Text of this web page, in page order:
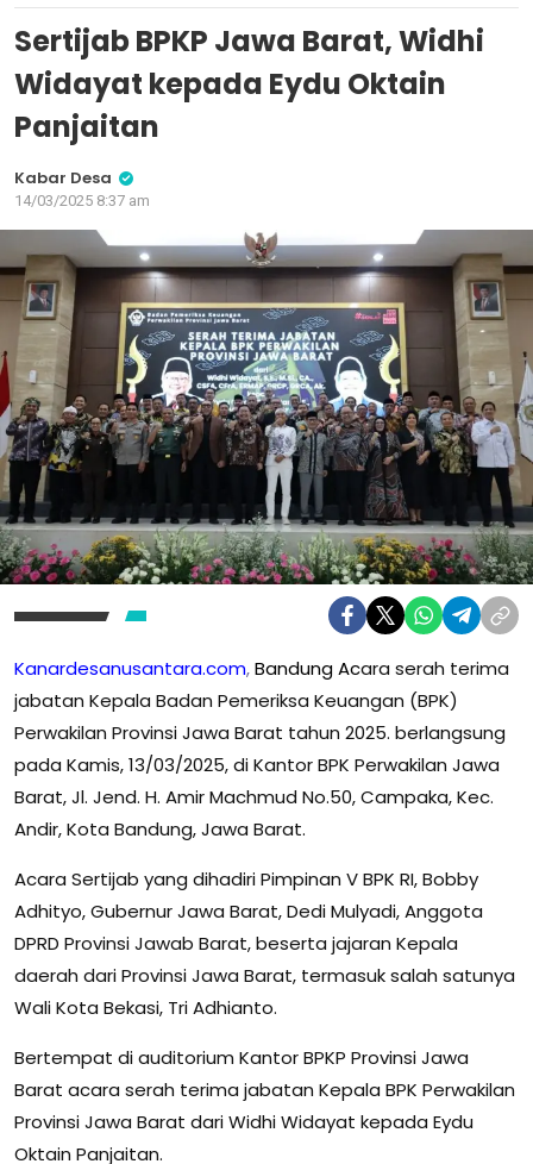
Sertijab BPKP Jawa Barat, Widhi
Widayat kepada Eydu Oktain
Panjaitan
Kabar Desa
14/03/2025 8:37 am
Kanardesanusantara.com,Bandung Acara serah terima
jabatan Kepala Badan Pemeriksa Keuangan (BPK)
Perwakilan Provinsi Jawa Barat tahun 2025. berlangsung
pada Kamis, 13/03/2025, di Kantor BPK Perwakilan Jawa
Barat, Jl. Jend. H. Amir Machmud No.50, Campaka, Kec.
Andir, Kota Bandung, Jawa Barat.
Acara Sertijab yang dihadiri Pimpinan V BPK RI, Bobby
Adhityo, Gubernur Jawa Barat, Dedi Mulyadi, Anggota
DPRD Provinsi Jawab Barat, beserta jajaran Kepala
daerah dari Provinsi Jawa Barat, termasuk salah satunya
Wali Kota Bekasi, Tri Adhianto.
Bertempat di auditorium Kantor BPKP Provinsi Jawa
Barat acara serah terima jabatan Kepala BPK Perwakilan
Provinsi Jawa Barat dari Widhi Widayat kepada Eydu
Oktain Panjaitan.